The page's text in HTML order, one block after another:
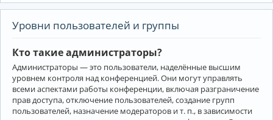
Уровни пользователей и группы
Кто такие администраторы?
Администраторы — это пользователи, наделённые высшим
уровнем контроля над конференцией. Они могут управлять
всеми аспектами работы конференции, включая разграничение
прав доступа, отключение пользователей, создание групп
пользователей, назначение модераторов и т. п., в зависимости